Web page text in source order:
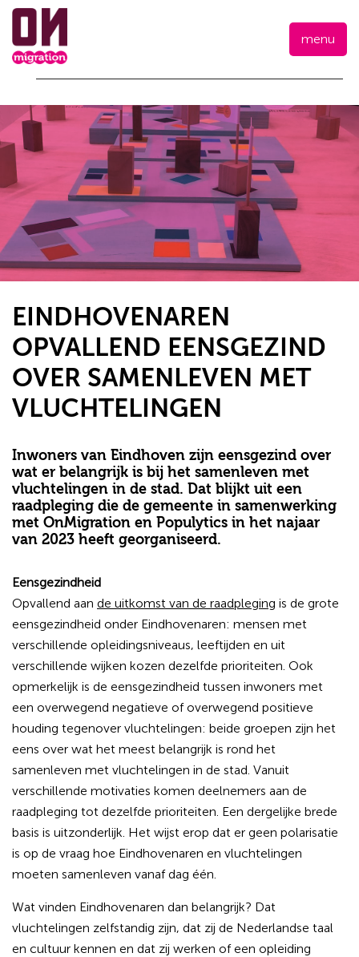
menu
EINDHOVENAREN
OPVALLEND EENSGEZIND
OVER SAMENLEVEN MET
VLUCHTELINGEN
Inwoners van Eindhoven zijn eensgezind over
wat er belangrijk is bij het samenleven met
vluchtelingen in de stad. Dat blijkt uit een
raadpleging die de gemeente in samenwerking
met OnMigration en Populytics in het najaar
van 2023 heeft georganiseerd.
Eensgezindheid
Opvallend aan de uitkomst van de raadpleging is de grote
eensgezindheid onder Eindhovenaren: mensen met
verschillende opleidingsniveaus, leeftijden en uit
verschillende wijken kozen dezelfde prioriteiten. Ook
opmerkelijk is de eensgezindheid tussen inwoners met
een overwegend negatieve of overwegend positieve
houding tegenover vluchtelingen: beide groepen zijn het
eens over wat het meest belangrijk is rond het
samenleven met vluchtelingen in de stad. Vanuit
verschillende motivaties komen deelnemers aan de
raadpleging tot dezelfde prioriteiten. Een dergelijke brede
basis is uitzonderlijk. Het wijst erop dat er geen polarisatie
is op de vraag hoe Eindhovenaren en vluchtelingen
moeten samenleven vanaf dag één.
Wat vinden Eindhovenaren dan belangrijk? Dat
vluchtelingen zelfstandig zijn, dat zij de Nederlandse taal
en cultuur kennen en dat zij werken of een opleiding